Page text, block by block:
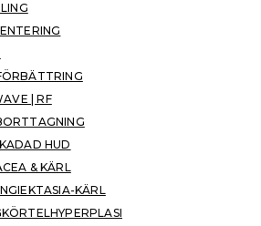
| RF
HUD
& KÄRL
KÄRL